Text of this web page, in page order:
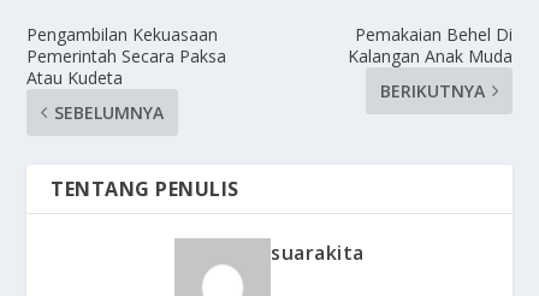
Pengambilan Kekuasaan
Pemerintah Secara Paksa
Atau Kudeta
SEBELUMNYA
Pemakaian Behel Di
Kalangan Anak Muda
BERIKUTNYA
TENTANG PENULIS
suarakita